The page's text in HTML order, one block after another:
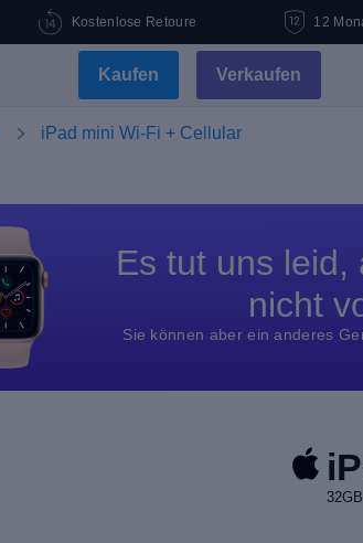
Kostenlose Retoure 12
Kaufen Verkaufen
iPad mini Wi-Fi + Cellular
Es tut uns leid,
nicht
Sie können aber ein anderes